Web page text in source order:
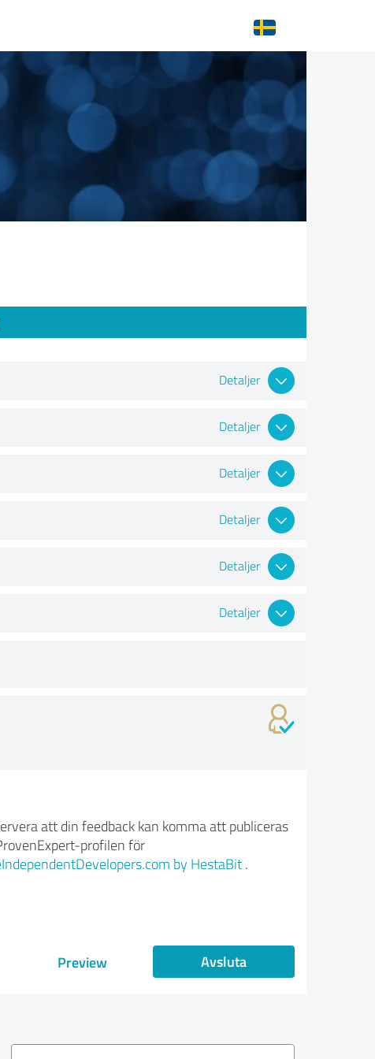
Detaljer
Detaljer
Detaljer
Detaljer
Detaljer
Detaljer
att din feedback kan komma att publiceras
profilen för
by HestaBit.
Preview Avsluta